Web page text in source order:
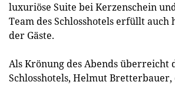
luxuriöse Suite bei Kerzenschein
Team des Schlosshotels erfüllt auch
der Gäste.
Als Krönung des Abends überreicht
Schlosshotels, Helmut